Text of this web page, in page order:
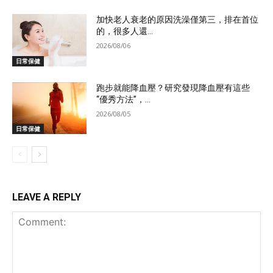
日常保健
加快老人衰老的原因洗澡僅第三，排在首位
的，很多人還...
2026/08/06
日常保健
跑步就能降血壓？研究發現降血壓有這些
“優秀方法”，...
2026/08/05
LEAVE A REPLY